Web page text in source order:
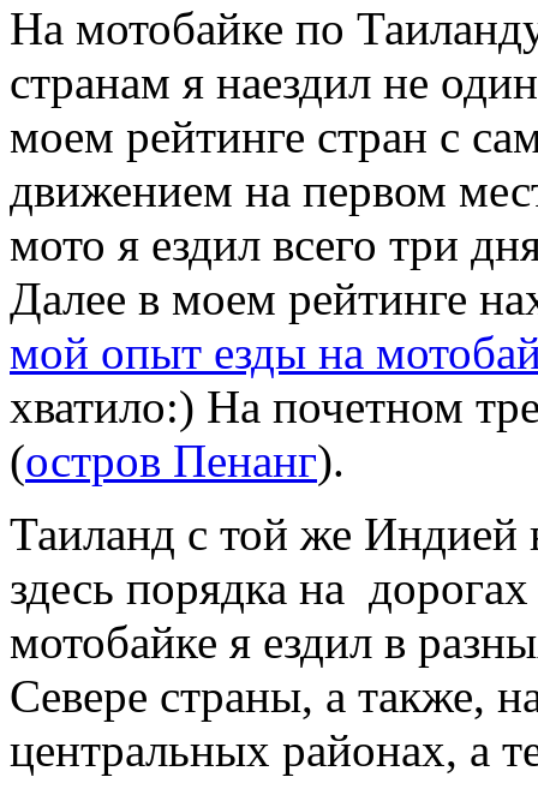
На мотобайке по
странам я наездил не
моем рейтинге стран с
движением на первом
мото я ездил всего три
Далее в моем рейтинге
мой опыт езды на
хватило:) На почетном
(остров Пенанг).
Таиланд с той же Индией
здесь порядка на
мотобайке я ездил в
Севере страны, а также,
центральных районах, а